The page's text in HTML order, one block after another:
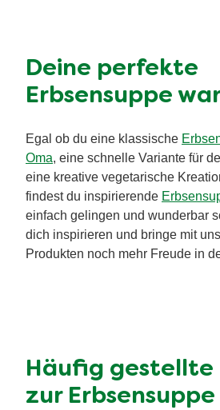
Deine perfekte
Erbsensuppe
Egal ob du eine klassische
Oma, eine schnelle Variante für
eine kreative vegetarische
findest du inspirierende
einfach gelingen und wunderbar
dich inspirieren und bringe mit
Produkten noch mehr Freude in
Häufig gestellte
zur Erbsensuppe